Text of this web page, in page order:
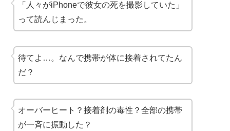
「人々がiPhoneで彼女の死を撮影していた」
って読んじまった。
待てよ…。なんで携帯が体に接着されてたん
だ？
オーバーヒート？接着剤の毒性？全部の携帯
が一斉に振動した？